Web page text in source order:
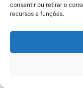
consentir ou retirar o
recursos e funções.
Economia:
Programa